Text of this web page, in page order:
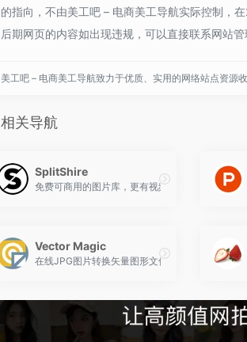
的指向，不由美工吧 – 电商美工导航实际控制，
后期网页的内容如出现违规，可以直接联系网站
美工吧 – 电商美工导航致力于优质、实用的网络站点资源
相关导航
SplitShire
免费可商用的图片库，更有视频素材资源
Vector Magic
在线JPG图片转换矢量图形文件格式，Vector